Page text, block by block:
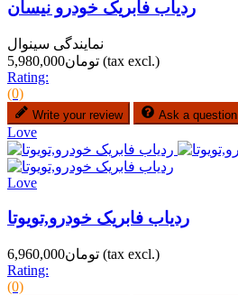
ردیاب فابریک خودرو نیسان
نمایندگی سینوال
تومان5,980,000 (tax excl.)
Rating:
(0)
Write your review Ask a question
Love
Love
ردیاب فابریک خودرو,تویوتا
تومان6,960,000 (tax excl.)
Rating:
(0)